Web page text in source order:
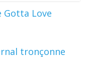
Gotta Love
tronçonne